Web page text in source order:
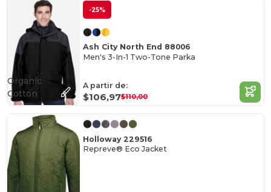
-25%
Ash City North End 88006
Men's 3-In-1 Two-Tone Parka
A partir de:
$106,97$110,00
Organic
Cotton
Holloway 229516
Repreve® Eco Jacket